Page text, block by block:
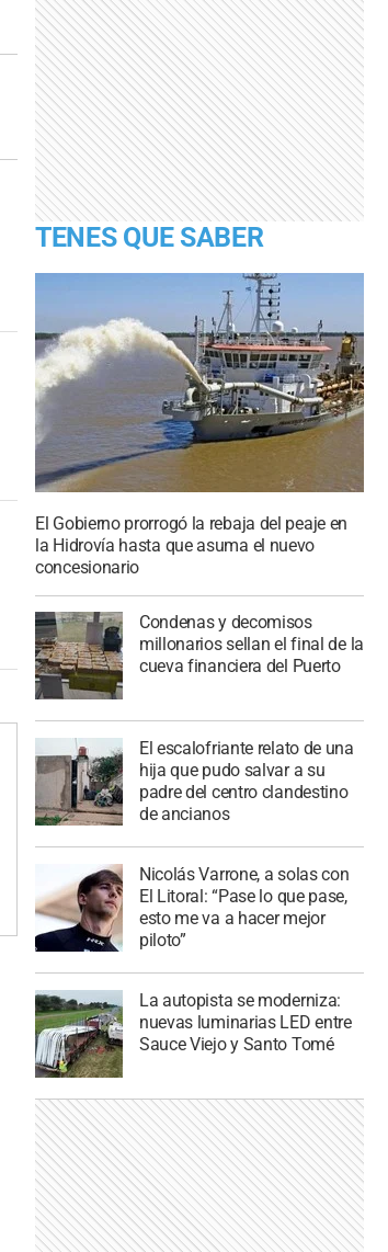
TENES QUE SABER
El Gobierno prorrogó la rebaja del peaje en
la Hidrovía hasta que asuma el nuevo
concesionario
Condenas y decomisos
millonarios sellan el final de la
cueva financiera del Puerto
El escalofriante relato de una
hija que pudo salvar a su
padre del centro clandestino
de ancianos
Nicolás Varrone, a solas con
El Litoral: “Pase lo que pase,
esto me va a hacer mejor
piloto”
La autopista se moderniza:
nuevas luminarias LED entre
Sauce Viejo y Santo Tomé